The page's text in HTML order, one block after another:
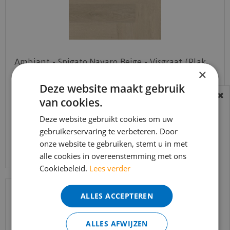
Ambiant - Spigato Navaro Beige - Visgraat (Plak
PVC)
,25
Bekijk product
BEREIKBAARHEID
In verband met de vakantie periode zijn wij
t/m 14 augustus telefonisch helaas niet
bereikbaar.
Bestelling worden uiteraard verwerkt
echter iets minder snel dan wat je van ons
gewend bent.
Voor vragen kan je ons bereiken via
info@merkvloerenwinkel.nl
×
Deze website maakt gebruik
van cookies.
Deze website gebruikt cookies om uw
gebruikerservaring te verbeteren. Door
onze website te gebruiken, stemt u in met
alle cookies in overeenstemming met ons
Cookiebeleid. Lees verder
ALLES ACCEPTEREN
ALLES AFWIJZEN